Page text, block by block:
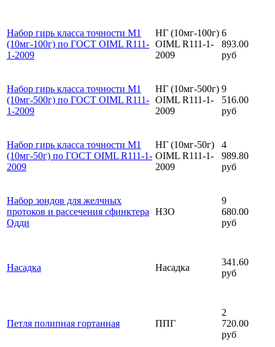
Набор гирь класса точности М1
(10мг-100г) по ГОСТ OIML R111-
1-2009
НГ (10мг-100г)
OIML R111-1-
2009
6
893.00
руб
Набор гирь класса точности М1
(10мг-500г) по ГОСТ OIML R111-
1-2009
НГ (10мг-500г)
OIML R111-1-
2009
9
516.00
руб
Набор гирь класса точности М1
(10мг-50г) по ГОСТ OIML R111-1-
2009
НГ (10мг-50г)
OIML R111-1-
2009
4
989.80
руб
Набор зондов для желчных
протоков и рассечения сфинктера
Одди
НЗО
9
680.00
руб
Насадка Насадка
341.60
руб
Петля полипная гортанная ППГ
2
720.00
руб